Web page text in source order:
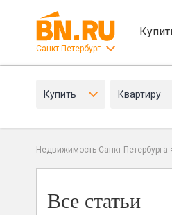
Санкт-Петербург
Купить Квартиру
Недвижимость Санкт-Петербурга
Все статьи